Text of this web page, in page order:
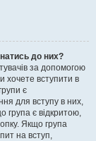
до них?
за допомогою
хочете вступити в
є
для вступу в них,
група є відкритою,
Якщо група
на вступ,